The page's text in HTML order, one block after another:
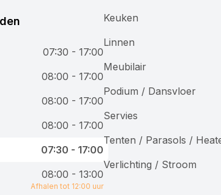
07:30 - 17:00
08:00 - 17:00
08:00 - 17:00
08:00 - 17:00
07:30 - 17:00
08:00 - 13:00
Afhalen tot 12:00 uur
Keuken
Linnen
Meubilair
Podium / Dansvloer
Servies
Tenten / Parasols /
Verlichting / Stroom
maken we gebruik van cookies en
voor verschillende
functionele cookies om onze
werken, analytische cookies om
te verbeteren, en marketingcookies
advertenties te tonen. Je hebt
en kunt kiezen welke cookies